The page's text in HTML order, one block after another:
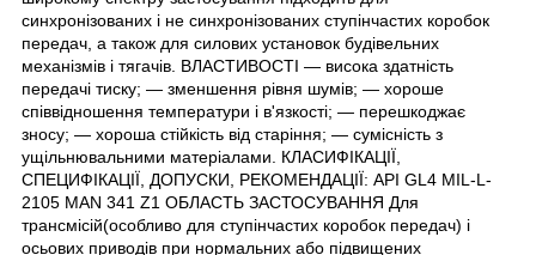
синхронізованих і не синхронізованих ступінчастих коробок
передач, а також для силових установок будівельних
механізмів і тягачів. ВЛАСТИВОСТІ ― висока здатність
передачі тиску; ― зменшення рівня шумів; ― хороше
співвідношення температури і в'язкості; ― перешкоджає
зносу; ― хороша стійкість від старіння; ― сумісність з
ущільнювальними матеріалами. КЛАСИФІКАЦІЇ,
СПЕЦИФІКАЦІЇ, ДОПУСКИ, РЕКОМЕНДАЦІЇ: API GL4 MIL-L-
2105 MAN 341 Z1 ОБЛАСТЬ ЗАСТОСУВАННЯ Для
трансмісій(особливо для ступінчастих коробок передач) і
осьових приводів при нормальних або підвищених